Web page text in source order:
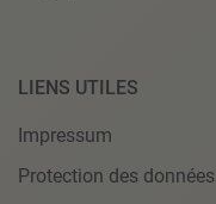
LIENS UTILES
Impressum
Protection des données